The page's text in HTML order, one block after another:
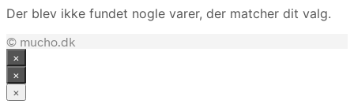
Der blev ikke fundet nogle varer, der matcher dit valg.
© mucho.dk
×
×
×